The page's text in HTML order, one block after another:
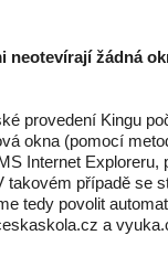
neotevírají žádná
provedení Kingu
okna (pomocí
Internet Exploreru,
takovém případě se
tedy povolit
a